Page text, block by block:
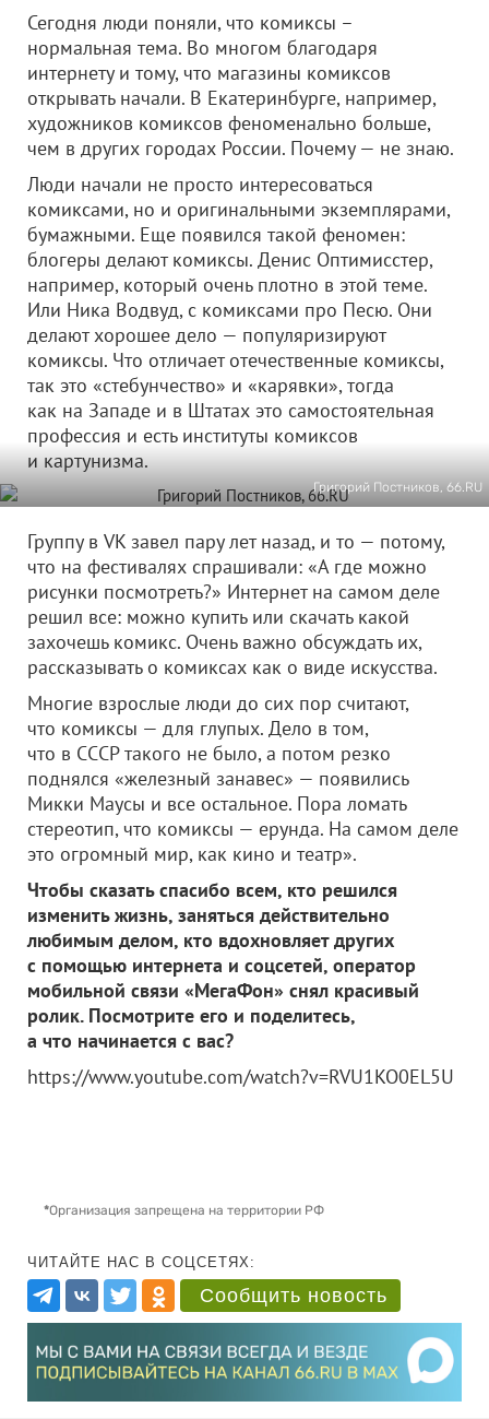
Сегодня люди поняли, что комиксы –
нормальная тема. Во многом благодаря
интернету и тому, что магазины комиксов
открывать начали. В Екатеринбурге, например,
художников комиксов феноменально больше,
чем в других городах России. Почему — не знаю.
Люди начали не просто интересоваться
комиксами, но и оригинальными экземплярами,
бумажными. Еще появился такой феномен:
блогеры делают комиксы. Денис Оптимисстер,
например, который очень плотно в этой теме.
Или Ника Водвуд, с комиксами про Песю. Они
делают хорошее дело — популяризируют
комиксы. Что отличает отечественные комиксы,
так это «стебунчество» и «карявки», тогда
как на Западе и в Штатах это самостоятельная
профессия и есть институты комиксов
и картунизма.
Григорий Постников, 66.RU
Группу в VK завел пару лет назад, и то — потому,
что на фестивалях спрашивали: «А где можно
рисунки посмотреть?» Интернет на самом деле
решил все: можно купить или скачать какой
захочешь комикс. Очень важно обсуждать их,
рассказывать о комиксах как о виде искусства.
Многие взрослые люди до сих пор считают,
что комиксы — для глупых. Дело в том,
что в СССР такого не было, а потом резко
поднялся «железный занавес» — появились
Микки Маусы и все остальное. Пора ломать
стереотип, что комиксы — ерунда. На самом деле
это огромный мир, как кино и театр».
Чтобы сказать спасибо всем, кто решился
изменить жизнь, заняться действительно
любимым делом, кто вдохновляет других
с помощью интернета и соцсетей, оператор
мобильной связи «МегаФон» снял красивый
ролик. Посмотрите его и поделитесь,
а что начинается с вас?
https://www.youtube.com/watch?v=RVU1KO0EL5U
*Организация запрещена на территории РФ
ЧИТАЙТЕ НАС В СОЦСЕТЯХ:
Сообщить новость